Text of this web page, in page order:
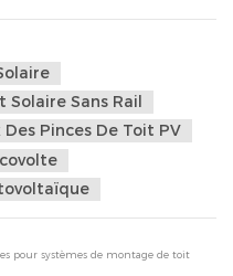
Solaire Sans Rail
​​​​des Pinces De Toit PV
pour systèmes de montage de toit